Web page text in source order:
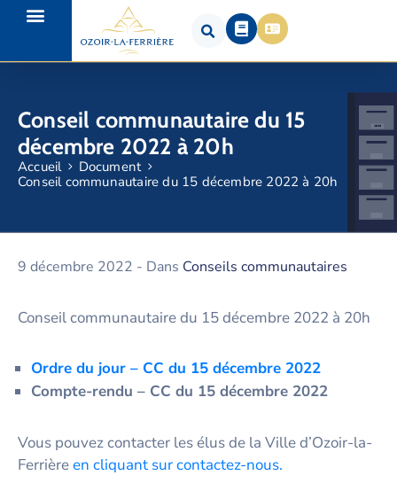
Conseil communautaire du 15
décembre 2022 à 20h
Accueil
Document
Conseil communautaire du 15 décembre 2022 à 20h
9 décembre 2022 - Dans Conseils communautaires
Conseil communautaire du 15 décembre 2022 à 20h
Ordre du jour – CC du 15 décembre 2022
Compte-rendu – CC du 15 décembre 2022
Vous pouvez contacter les élus de la Ville d’Ozoir-la-
Ferrièreen cliquant sur contactez-nous.